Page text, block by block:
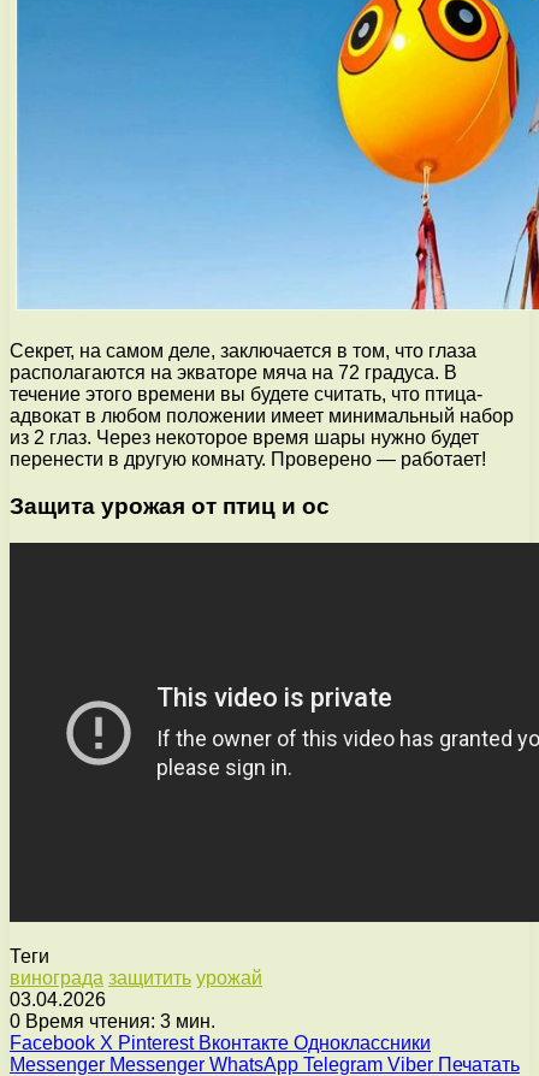
Секрет, на самом деле, заключается в том, что глаза
располагаются на экваторе мяча на 72 градуса. В
течение этого времени вы будете считать, что птица-
адвокат в любом положении имеет минимальный набор
из 2 глаз. Через некоторое время шары нужно будет
перенести в другую комнату. Проверено — работает!
Защита урожая от птиц и ос
Теги
винограда защитить урожай
03.04.2026
0 Время чтения: 3 мин.
Facebook X Pinterest Вконтакте Одноклассники
Messenger Messenger WhatsApp Telegram Viber Печатать